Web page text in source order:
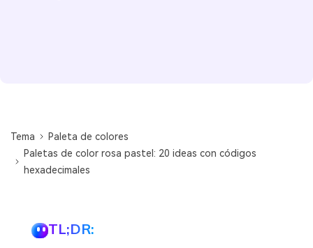
Tema
Paleta de colores
Paletas de color rosa pastel: 20 ideas con códigos
hexadecimales
TL;DR: